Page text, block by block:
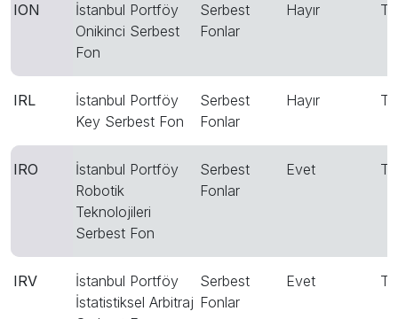
ION
İstanbul Portföy
Onikinci Serbest
Fon
Serbest
Fonlar
Hayır
IRL
İstanbul Portföy
Key Serbest Fon
Serbest
Fonlar
Hayır
IRO
İstanbul Portföy
Robotik
Teknolojileri
Serbest Fon
Serbest
Fonlar
Evet
IRV
İstanbul Portföy
İstatistiksel Arbitraj
Serbest
Fonlar
Evet